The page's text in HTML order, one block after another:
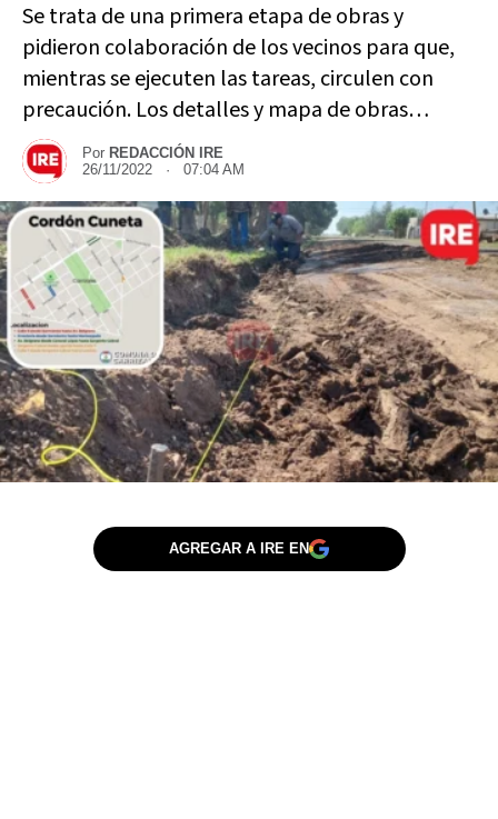
Se trata de una primera etapa de obras y
pidieron colaboración de los vecinos para que,
mientras se ejecuten las tareas, circulen con
precaución. Los detalles y mapa de obras…
Por REDACCIÓN IRE
26/11/2022 · 07:04 AM
AGREGAR A IRE EN